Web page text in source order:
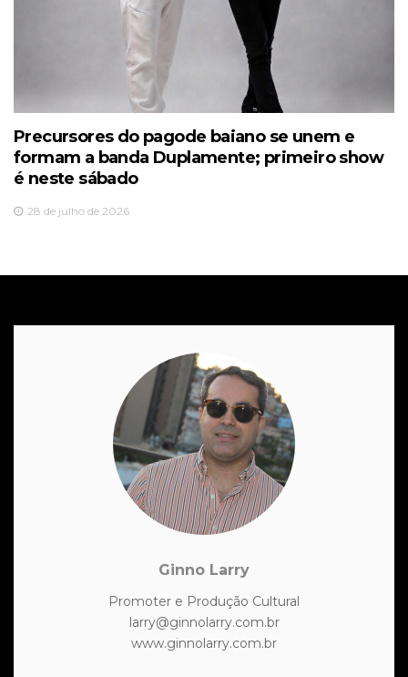
Precursores do pagode baiano se unem e
formam a banda Duplamente; primeiro show
é neste sábado
28 de julho de 2026
Ginno Larry
Promoter e Produção Cultural
larry@ginnolarry.com.br
www.ginnolarry.com.br